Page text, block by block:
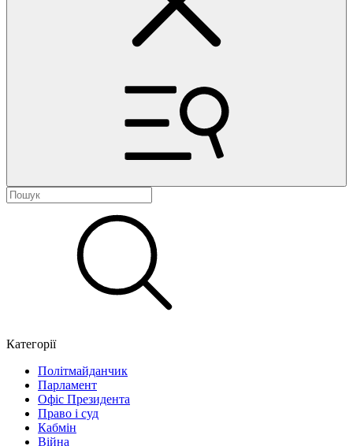
Категорії
Політмайданчик
Парламент
Офіс Президента
Право і суд
Кабмін
Війна